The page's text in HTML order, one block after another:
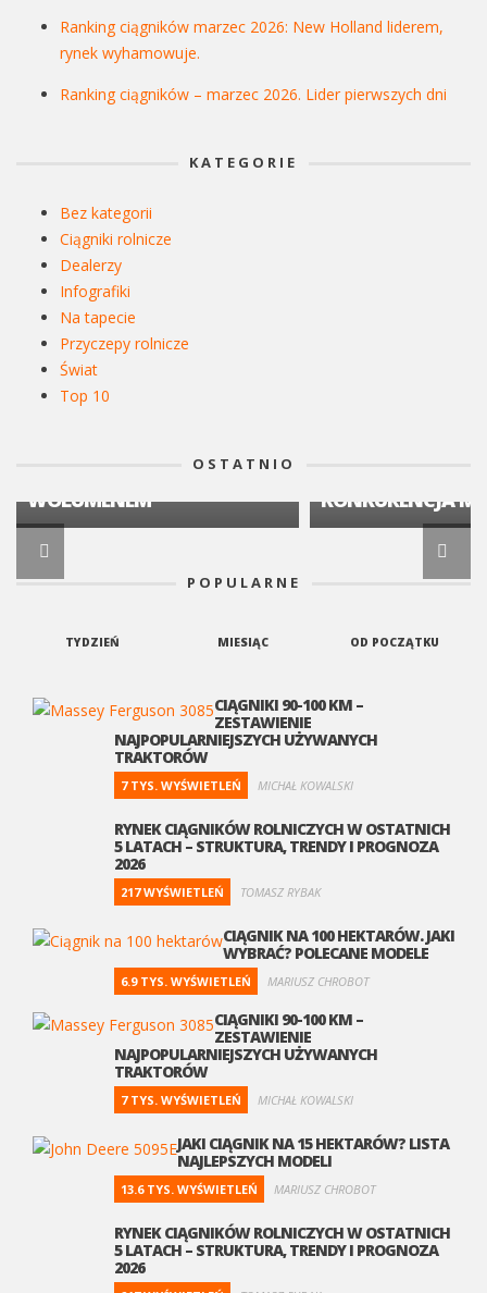
Ranking ciągników marzec 2026: New Holland liderem,
rynek wyhamowuje.
Ranking ciągników – marzec 2026. Lider pierwszych dni
KATEGORIE
Bez kategorii
Ciągniki rolnicze
Dealerzy
Infografiki
Na tapecie
Przyczepy rolnicze
Świat
Top 10
OSTATNIO
CIĄGNIKI ROLNICZE
RANKING CIĄGNIKÓW
LIDEREM RYNKU, SEGMENT
50–75 KM Z NAJWIĘKSZYM
WOLUMENEM
KONKURENCJA
POPULARNE
TYDZIEŃ MIESIĄC OD POCZĄTKU
CIĄGNIKI 90-100 KM –
ZESTAWIENIE
NAJPOPULARNIEJSZYCH UŻYWANYCH
TRAKTORÓW
7 TYS. WYŚWIETLEŃ MICHAŁ KOWALSKI
RYNEK CIĄGNIKÓW ROLNICZYCH W OSTATNICH
5 LATACH – STRUKTURA, TRENDY I PROGNOZA
2026
217 WYŚWIETLEŃ TOMASZ RYBAK
CIĄGNIK NA 100 HEKTARÓW. JAKI
WYBRAĆ? POLECANE MODELE
6.9 TYS. WYŚWIETLEŃ MARIUSZ CHROBOT
CIĄGNIKI 90-100 KM –
ZESTAWIENIE
NAJPOPULARNIEJSZYCH UŻYWANYCH
TRAKTORÓW
7 TYS. WYŚWIETLEŃ MICHAŁ KOWALSKI
JAKI CIĄGNIK NA 15 HEKTARÓW? LISTA
NAJLEPSZYCH MODELI
13.6 TYS. WYŚWIETLEŃ MARIUSZ CHROBOT
RYNEK CIĄGNIKÓW ROLNICZYCH W OSTATNICH
5 LATACH – STRUKTURA, TRENDY I PROGNOZA
2026